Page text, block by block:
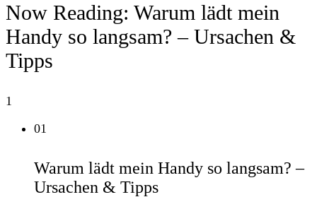
Now Reading: Warum lädt mein
Handy so langsam? – Ursachen &
Tipps
1
01
Warum lädt mein Handy so langsam? –
Ursachen & Tipps